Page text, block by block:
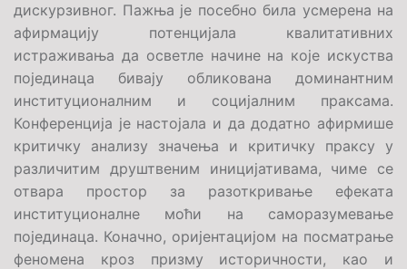
дискурзивног. Пажња је посебно била усмерена на
афирмацију потенцијала квалитативних
истраживања да осветле начине на које искуства
појединаца бивају обликована доминантним
институционалним и социјалним праксама.
Конференција је настојала и да додатно афирмише
критичку анализу значења и критичку праксу у
различитим друштвеним иницијативама, чиме се
отвара простор за разоткривање ефеката
институционалне моћи на саморазумевање
појединаца. Коначно, оријентацијом на посматрање
феномена кроз призму историчности, као и